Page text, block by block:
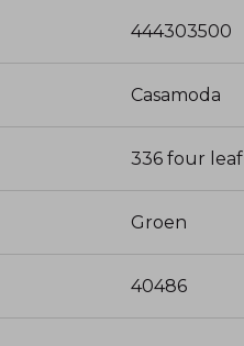
444303500
Casamoda
336 four leaf
Groen
40486